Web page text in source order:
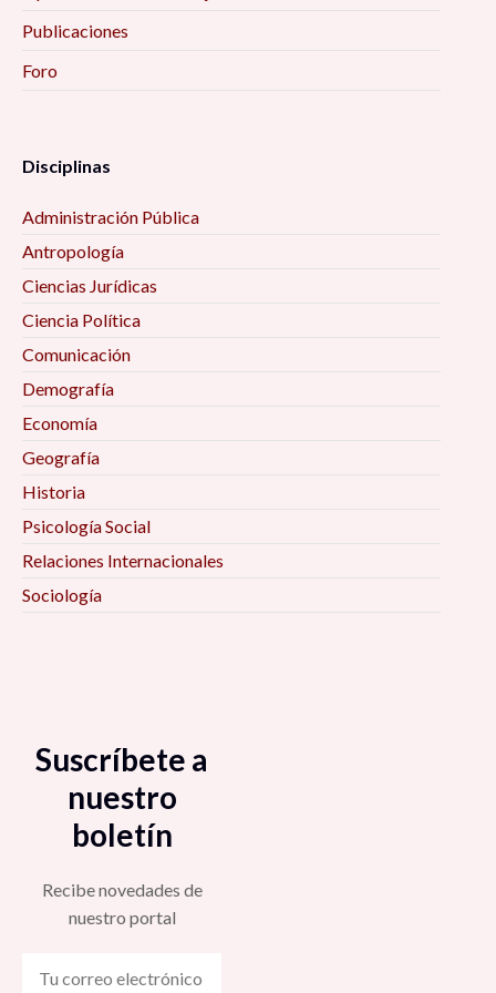
La función social de las Ciencias sociales, 6:00
Diagnóstico comunitario participativo como
Intersticios Sociales no. 24 (septiembre 2022-
febrero 2023), 6:30 pm
La música de banda sinaloense: rasgos
socioeconómicos y el boom en el entorno
Publicaciones
Foro
Disciplinas
Administración Pública
Antropología
Ciencias Jurídicas
Ciencia Política
Comunicación
Demografía
Economía
Geografía
Historia
Psicología Social
Relaciones Internacionales
Sociología
Suscríbete a
nuestro
boletín
Recibe novedades de
nuestro portal